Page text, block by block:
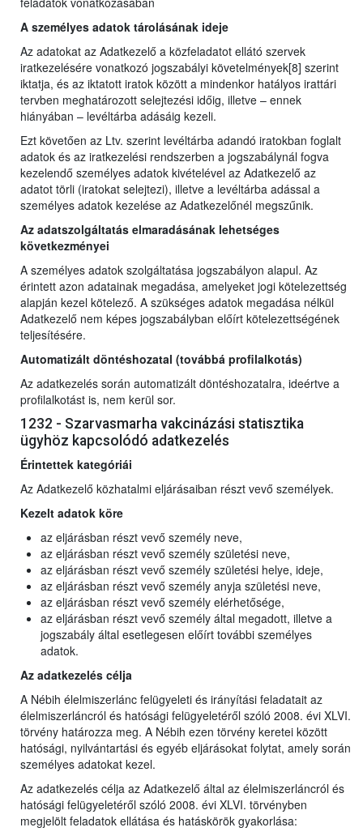
A személyes adatok tárolásának ideje
Az adatokat az Adatkezelő a közfeladatot ellátó szervek
iratkezelésére vonatkozó jogszabályi követelmények[8] szerint
iktatja, és az iktatott iratok között a mindenkor hatályos irattári
tervben meghatározott selejtezési időig, illetve – ennek
hiányában – levéltárba adásáig kezeli.
Ezt követően az Ltv. szerint levéltárba adandó iratokban foglalt
adatok és az iratkezelési rendszerben a jogszabálynál fogva
kezelendő személyes adatok kivételével az Adatkezelő az
adatot törli (iratokat selejtezi), illetve a levéltárba adással a
személyes adatok kezelése az Adatkezelőnél megszűnik.
Az adatszolgáltatás elmaradásának lehetséges
következményei
A személyes adatok szolgáltatása jogszabályon alapul. Az
érintett azon adatainak megadása, amelyeket jogi kötelezettség
alapján kezel kötelező. A szükséges adatok megadása nélkül
Adatkezelő nem képes jogszabályban előírt kötelezettségének
teljesítésére.
Automatizált döntéshozatal (továbbá profilalkotás)
Az adatkezelés során automatizált döntéshozatalra, ideértve a
profilalkotást is, nem kerül sor.
1232 - Szarvasmarha vakcinázási statisztika
ügyhöz kapcsolódó adatkezelés
Érintettek kategóriái
Az Adatkezelő közhatalmi eljárásaiban részt vevő személyek.
Kezelt adatok köre
az eljárásban részt vevő személy neve,
az eljárásban részt vevő személy születési neve,
az eljárásban részt vevő személy születési helye, ideje,
az eljárásban részt vevő személy anyja születési neve,
az eljárásban részt vevő személy elérhetősége,
az eljárásban részt vevő személy által megadott, illetve a
jogszabály által esetlegesen előírt további személyes
adatok.
Az adatkezelés célja
A Nébih élelmiszerlánc felügyeleti és irányítási feladatait az
élelmiszerláncról és hatósági felügyeletéről szóló 2008. évi XLVI.
törvény határozza meg. A Nébih ezen törvény keretei között
hatósági, nyilvántartási és egyéb eljárásokat folytat, amely során
személyes adatokat kezel.
Az adatkezelés célja az Adatkezelő által az élelmiszerláncról és
hatósági felügyeletéről szóló 2008. évi XLVI. törvényben
megjelölt feladatok ellátása és hatáskörök gyakorlása: